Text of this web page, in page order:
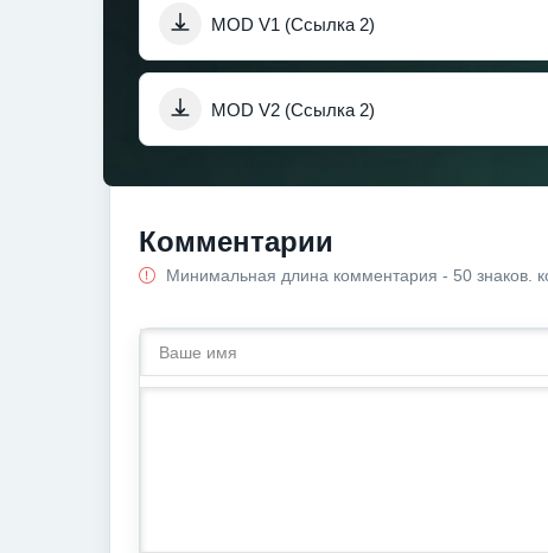
MOD V1 (Ссылка 2)
MOD V2 (Ссылка 2)
Комментарии
Минимальная длина комментария - 50 знаков.